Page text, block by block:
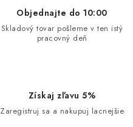
Objednajte do 10:00
Skladový tovar pošleme v ten istý
pracovný deň
Získaj zľavu 5%
Zaregistruj sa a nakupuj lacnejšie